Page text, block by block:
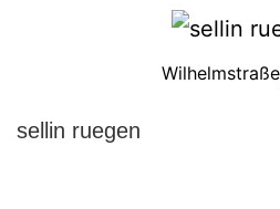
sellin ruegen